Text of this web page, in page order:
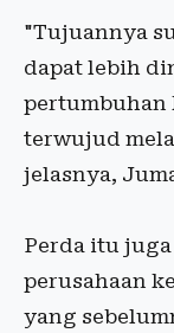
"Tujuannya
dapat lebih
pertumbuhan
terwujud
jelasnya,
Perda itu
perusahaan
yang